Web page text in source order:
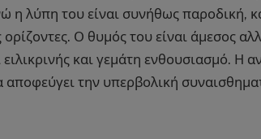
η λύπη του είναι συνήθως παροδική,
Ο θυμός του είναι άμεσος
και γεμάτη ενθουσιασμό. Η
αποφεύγει την υπερβολική